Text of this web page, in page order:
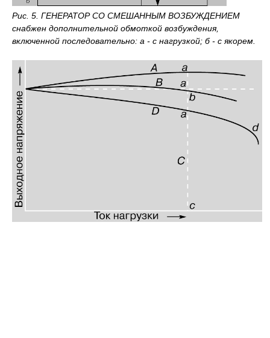
Рис. 5. ГЕНЕРАТОР СО СМЕШАННЫМ ВОЗБУЖДЕНИЕМ
снабжен дополнительной обмоткой возбуждения,
включенной последовательно: а - с нагрузкой; б - с якорем.